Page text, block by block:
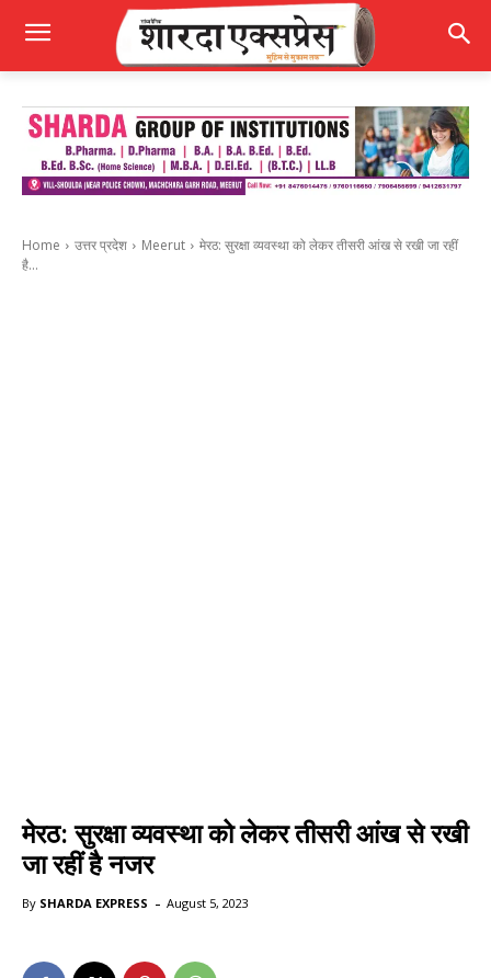
Home उत्तर प्रदेश Meerut
मेरठ: सुरक्षा व्यवस्था को लेकर तीसरी आंख से रखी जा रहीं
है...
मेरठ: सुरक्षा व्यवस्था को लेकर तीसरी आंख से रखी
जा रहीं है नजर
By SHARDA EXPRESS - August 5, 2023